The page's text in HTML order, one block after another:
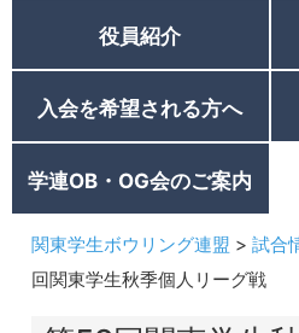
役員紹介
入会を希望される方へ
学連OB・OG会のご案内
関東学生ボウリング連盟 >試合
回関東学生秋季個人リーグ戦